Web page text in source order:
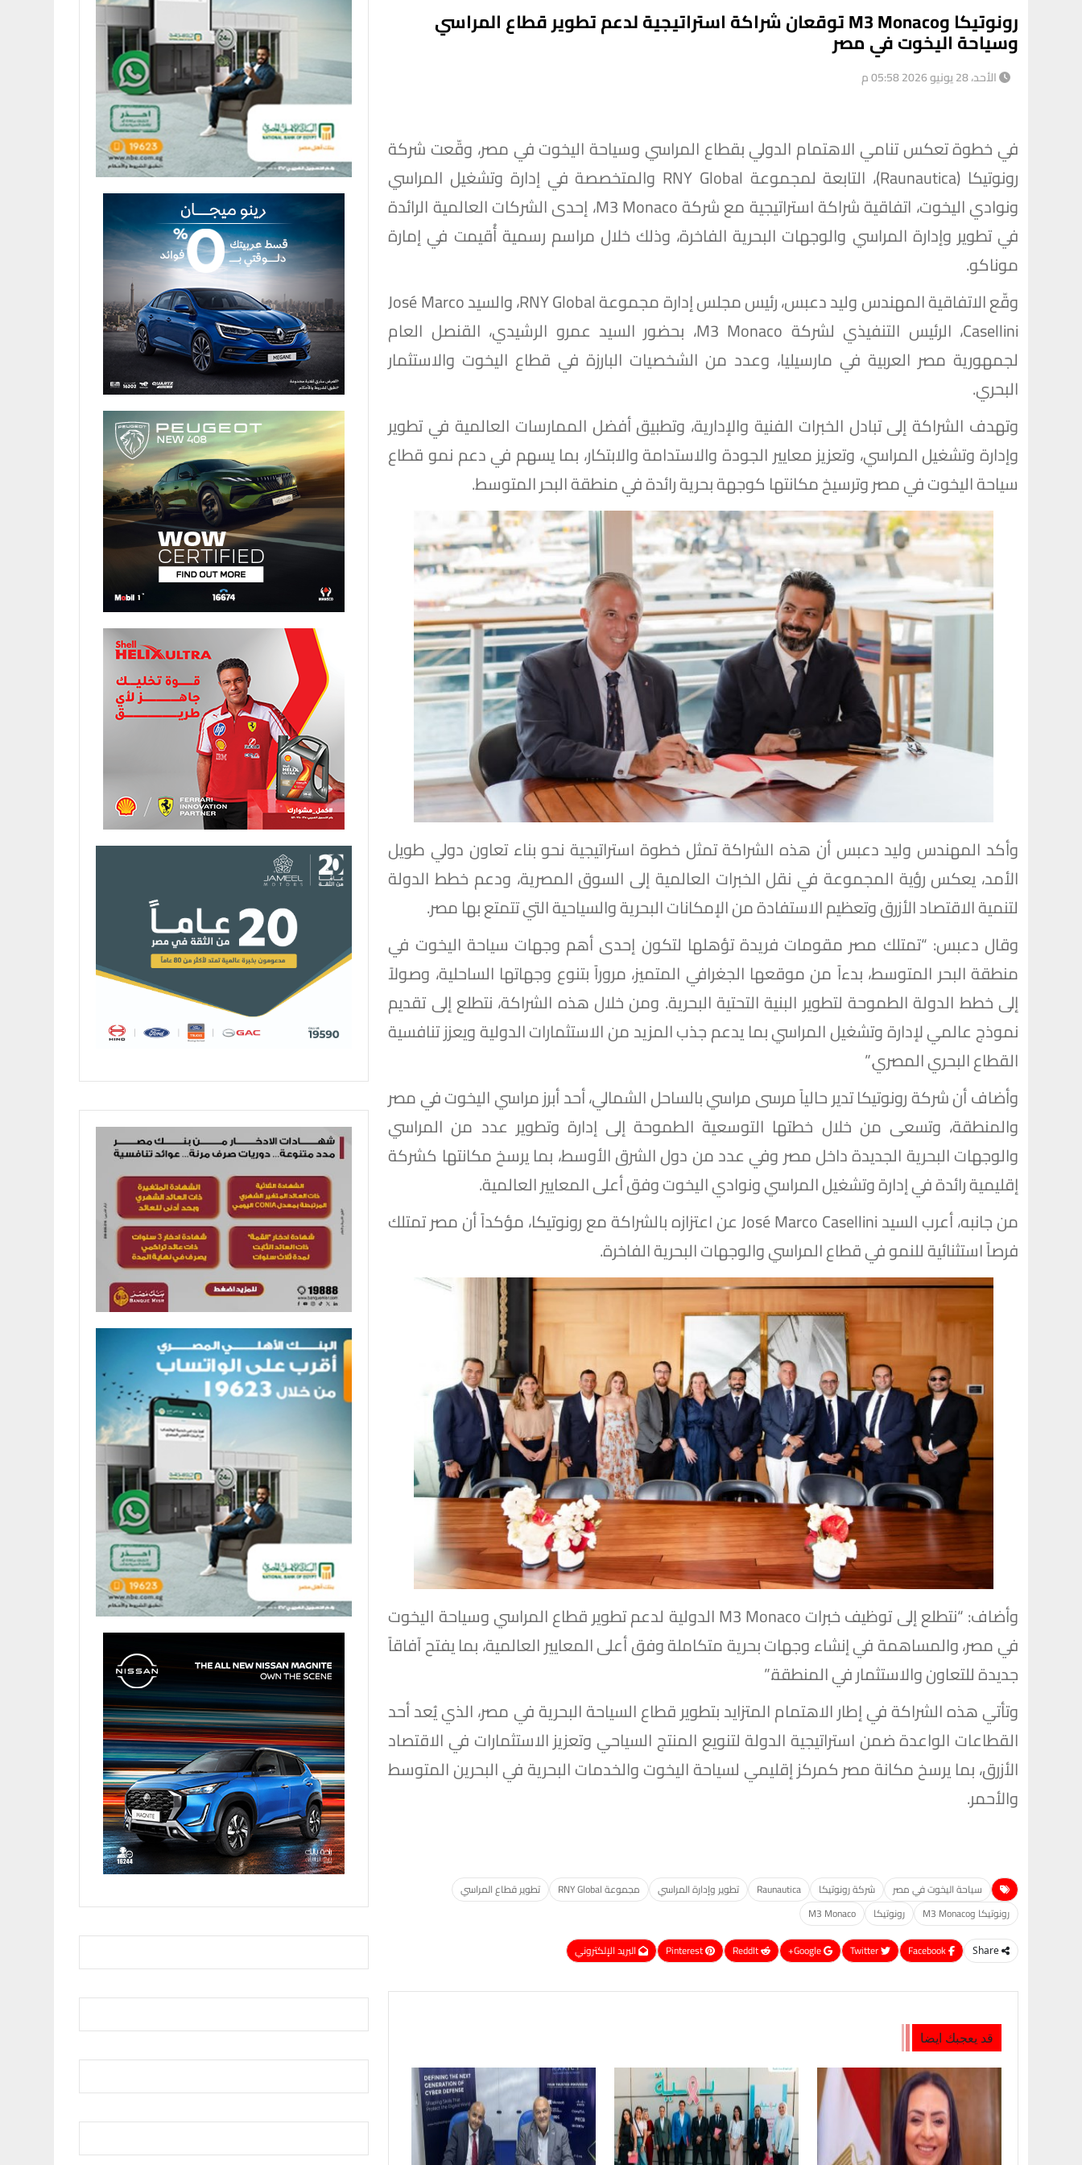
رونوتيكا وM3 Monaco توقعان شراكة استراتيجية لدعم تطوير قطاع المراسي
وسياحة اليخوت في مصر
الأحد، 28 يونيو 2026 05:58 م
في خطوة تعكس تنامي الاهتمام الدولي بقطاع المراسي وسياحة اليخوت في مصر، وقّعت شركة
رونوتيكا (Raunautica)، التابعة لمجموعة RNY Global والمتخصصة في إدارة وتشغيل المراسي
ونوادي اليخوت، اتفاقية شراكة استراتيجية مع شركة M3 Monaco، إحدى الشركات العالمية الرائدة
في تطوير وإدارة المراسي والوجهات البحرية الفاخرة، وذلك خلال مراسم رسمية أُقيمت في إمارة
موناكو.
وقّع الاتفاقية المهندس وليد دعبس، رئيس مجلس إدارة مجموعة RNY Global، والسيد José Marco
Casellini، الرئيس التنفيذي لشركة M3 Monaco، بحضور السيد عمرو الرشيدي، القنصل العام
لجمهورية مصر العربية في مارسيليا، وعدد من الشخصيات البارزة في قطاع اليخوت والاستثمار
البحري.
وتهدف الشراكة إلى تبادل الخبرات الفنية والإدارية، وتطبيق أفضل الممارسات العالمية في تطوير
وإدارة وتشغيل المراسي، وتعزيز معايير الجودة والاستدامة والابتكار، بما يسهم في دعم نمو قطاع
سياحة اليخوت في مصر وترسيخ مكانتها كوجهة بحرية رائدة في منطقة البحر المتوسط.
وأكد المهندس وليد دعبس أن هذه الشراكة تمثل خطوة استراتيجية نحو بناء تعاون دولي طويل
الأمد، يعكس رؤية المجموعة في نقل الخبرات العالمية إلى السوق المصرية، ودعم خطط الدولة
لتنمية الاقتصاد الأزرق وتعظيم الاستفادة من الإمكانات البحرية والسياحية التي تتمتع بها مصر.
وقال دعبس: “تمتلك مصر مقومات فريدة تؤهلها لتكون إحدى أهم وجهات سياحة اليخوت في
منطقة البحر المتوسط، بدءاً من موقعها الجغرافي المتميز، مروراً بتنوع وجهاتها الساحلية، وصولاً
إلى خطط الدولة الطموحة لتطوير البنية التحتية البحرية. ومن خلال هذه الشراكة، نتطلع إلى تقديم
نموذج عالمي لإدارة وتشغيل المراسي بما يدعم جذب المزيد من الاستثمارات الدولية ويعزز تنافسية
القطاع البحري المصري.”
وأضاف أن شركة رونوتيكا تدير حالياً مرسى مراسي بالساحل الشمالي، أحد أبرز مراسي اليخوت في مصر
والمنطقة، وتسعى من خلال خطتها التوسعية الطموحة إلى إدارة وتطوير عدد من المراسي
والوجهات البحرية الجديدة داخل مصر وفي عدد من دول الشرق الأوسط، بما يرسخ مكانتها كشركة
إقليمية رائدة في إدارة وتشغيل المراسي ونوادي اليخوت وفق أعلى المعايير العالمية.
من جانبه، أعرب السيد José Marco Casellini عن اعتزازه بالشراكة مع رونوتيكا، مؤكداً أن مصر تمتلك
فرصاً استثنائية للنمو في قطاع المراسي والوجهات البحرية الفاخرة.
وأضاف: “نتطلع إلى توظيف خبرات M3 Monaco الدولية لدعم تطوير قطاع المراسي وسياحة اليخوت
في مصر، والمساهمة في إنشاء وجهات بحرية متكاملة وفق أعلى المعايير العالمية، بما يفتح آفاقاً
جديدة للتعاون والاستثمار في المنطقة.”
وتأتي هذه الشراكة في إطار الاهتمام المتزايد بتطوير قطاع السياحة البحرية في مصر، الذي يُعد أحد
القطاعات الواعدة ضمن استراتيجية الدولة لتنويع المنتج السياحي وتعزيز الاستثمارات في الاقتصاد
الأزرق، بما يرسخ مكانة مصر كمركز إقليمي لسياحة اليخوت والخدمات البحرية في البحرين المتوسط
والأحمر.
سياحة اليخوت في مصر شركة رونوتيكا Raunautica تطوير وإدارة المراسي مجموعة RNY Global
تطوير قطاع المراسي
رونوتيكا وM3 Monaco
رونوتيكا M3 Monaco
Share
Google+
ReddIt
Pinterest البريد الإلكتروني
قد يعجبك ايضا